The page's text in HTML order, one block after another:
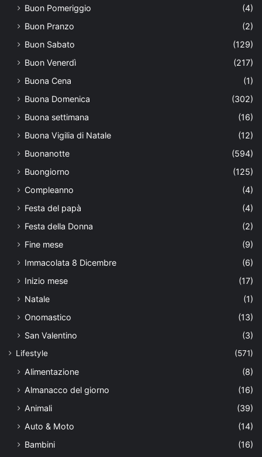
Buon Pomeriggio
(4)
Buon Pranzo
(2)
Buon Sabato
(129)
Buon Venerdì
(217)
Buona Cena
(1)
Buona Domenica
(302)
Buona settimana
(16)
Buona Vigilia di Natale
(12)
Buonanotte
(594)
Buongiorno
(125)
Compleanno
(4)
Festa del papà
(4)
Festa della Donna
(2)
Fine mese
(9)
Immacolata 8 Dicembre
(6)
Inizio mese
(17)
Natale
(1)
Onomastico
(13)
San Valentino
(3)
Lifestyle (571)
Alimentazione
(8)
Almanacco del giorno
(16)
Animali
(39)
Auto & Moto
(14)
Bambini
(16)